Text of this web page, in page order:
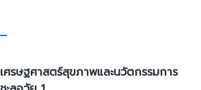
เศรษฐศาสตร์สุขภาพและนวัตกรรมการ